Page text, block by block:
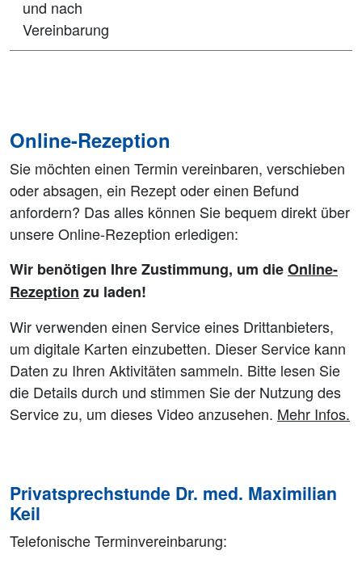
und nach
Vereinbarung
Online-Rezeption
Sie möchten einen Termin vereinbaren, verschieben
oder absagen, ein Rezept oder einen Befund
anfordern? Das alles können Sie bequem direkt über
unsere Online-Rezeption erledigen:
Wir benötigen Ihre Zustimmung, um dieOnline-
Rezeption zu laden!
Wir verwenden einen Service eines Drittanbieters,
um digitale Karten einzubetten. Dieser Service kann
Daten zu Ihren Aktivitäten sammeln. Bitte lesen Sie
die Details durch und stimmen Sie der Nutzung des
Service zu, um dieses Video anzusehen. Mehr Infos.
Privatsprechstunde Dr. med. Maximilian
Keil
Telefonische Terminvereinbarung: